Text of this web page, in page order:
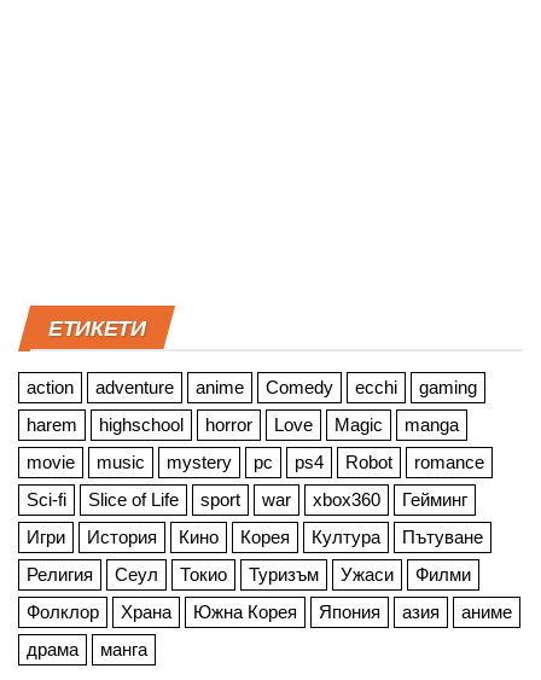
ЕТИКЕТИ
action adventure anime Comedy ecchi
gaming
harem
highschool horror Love Magic
manga
movie
music mystery pc ps4 Robot
romance
Sci-fi
Slice of Life sport war xbox360
Гейминг
Игри
История Кино Корея Култура
Пътуване
Религия
Сеул Токио Туризъм Ужаси
Филми
Фолклор
Храна Южна Корея Япония азия
аниме
драма
манга